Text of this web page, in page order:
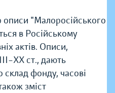
описи "Малоросійського
в Російському
актів. Описи,
ст., дають
склад фонду, часові
зміст